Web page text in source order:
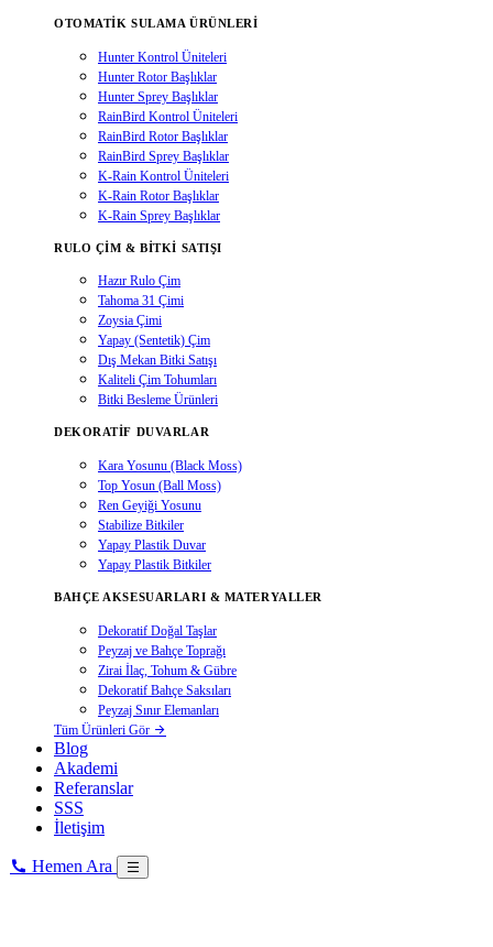
OTOMATIK SULAMA ÜRÜNLERI
Hunter Kontrol Üniteleri
Hunter Rotor Başlıklar
Hunter Sprey Başlıklar
RainBird Kontrol Üniteleri
RainBird Rotor Başlıklar
RainBird Sprey Başlıklar
K-Rain Kontrol Üniteleri
K-Rain Rotor Başlıklar
K-Rain Sprey Başlıklar
RULO ÇIM & BITKI SATIŞI
Hazır Rulo Çim
Tahoma 31 Çimi
Zoysia Çimi
Yapay (Sentetik) Çim
Dış Mekan Bitki Satışı
Kaliteli Çim Tohumları
Bitki Besleme Ürünleri
DEKORATIF DUVARLAR
Kara Yosunu (Black Moss)
Top Yosun (Ball Moss)
Ren Geyiği Yosunu
Stabilize Bitkiler
Yapay Plastik Duvar
Yapay Plastik Bitkiler
BAHÇE AKSESUARLARI & MATERYALLER
Dekoratif Doğal Taşlar
Peyzaj ve Bahçe Toprağı
Zirai İlaç, Tohum & Gübre
Dekoratif Bahçe Saksıları
Peyzaj Sınır Elemanları
Tüm Ürünleri Gör
Blog
Akademi
Referanslar
SSS
İletişim
Hemen Ara